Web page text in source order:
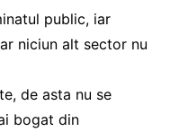
public, iar
niciun alt sector nu
de asta nu se
bogat din